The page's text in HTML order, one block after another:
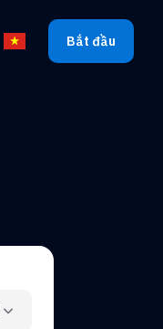
Chọn ngôn ngữ
Bắt đầu